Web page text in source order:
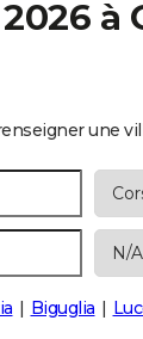
à
une
Biguglia